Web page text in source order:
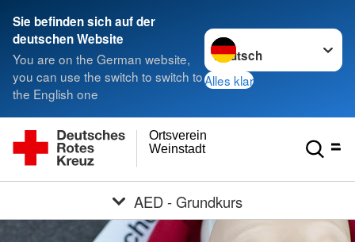
Sie befinden sich auf der
deutschen Website
You are on the German website,
you can use the switch to switch to
the English one
Sprache wechseln zu
Alles klar
Weinstadt
Ortsverein
AED - Grundkurs